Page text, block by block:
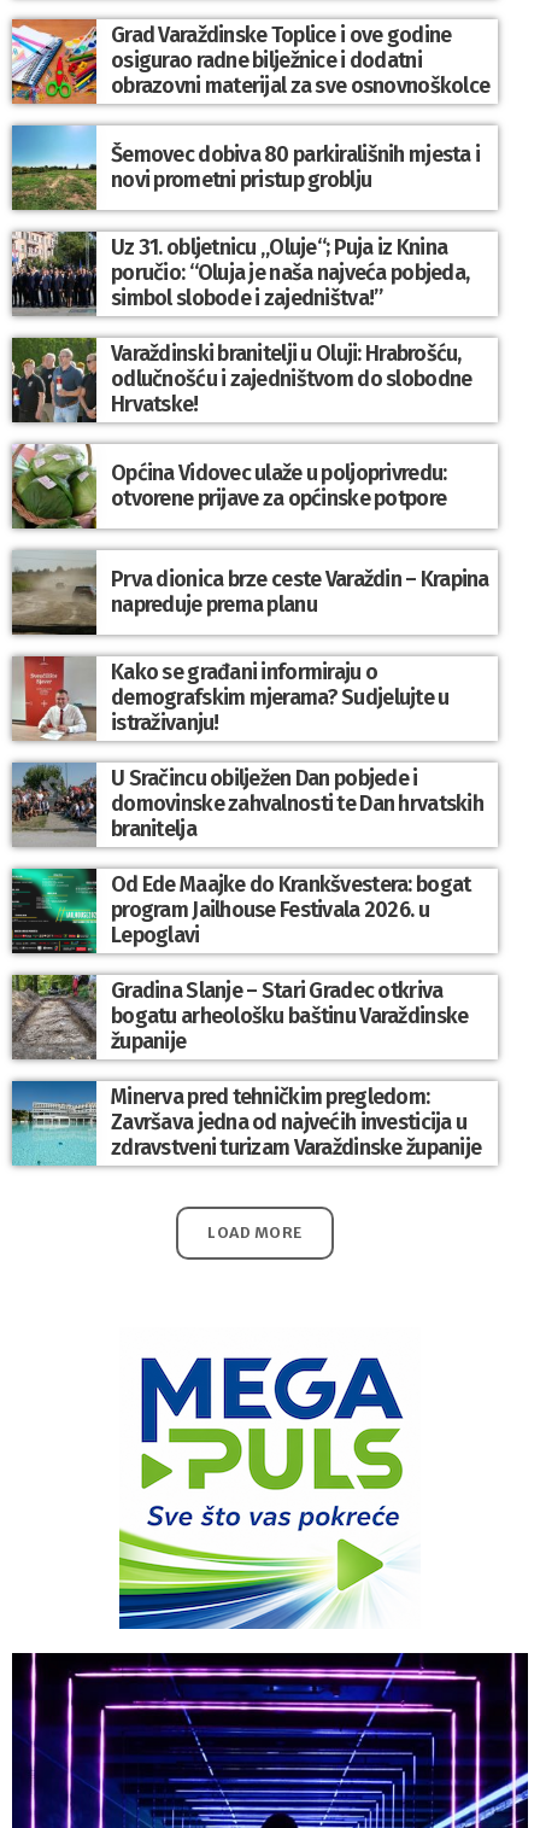
Grad Varaždinske Toplice i ove godine
osigurao radne bilježnice i dodatni
obrazovni materijal za sve osnovnoškolce
Šemovec dobiva 80 parkirališnih mjesta i
novi prometni pristup groblju
Uz 31. obljetnicu „Oluje“; Puja iz Knina
poručio: “Oluja je naša najveća pobjeda,
simbol slobode i zajedništva!”
Varaždinski branitelji u Oluji: Hrabrošću,
odlučnošću i zajedništvom do slobodne
Hrvatske!
Općina Vidovec ulaže u poljoprivredu:
otvorene prijave za općinske potpore
Prva dionica brze ceste Varaždin – Krapina
napreduje prema planu
Kako se građani informiraju o
demografskim mjerama? Sudjelujte u
istraživanju!
U Sračincu obilježen Dan pobjede i
domovinske zahvalnosti te Dan hrvatskih
branitelja
Od Ede Maajke do Krankšvestera: bogat
program Jailhouse Festivala 2026. u
Lepoglavi
Gradina Slanje – Stari Gradec otkriva
bogatu arheološku baštinu Varaždinske
županije
Minerva pred tehničkim pregledom:
Završava jedna od najvećih investicija u
zdravstveni turizam Varaždinske županije
LOAD MORE